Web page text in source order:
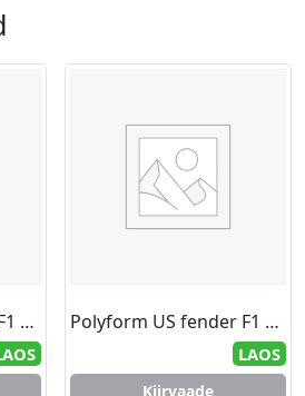
Polyform US fender F1 grey/black 15.2 x 61.0 cm Polyform US fender F1 grey/black 15.2 x 61.0 cm
LAOS
Kiirvaade